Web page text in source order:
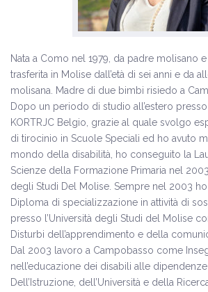
Nata a Como nel 1979, da padre molisano
trasferita in Molise dall’età di sei anni e da
molisana. Madre di due bimbi risiedo a
Dopo un periodo di studio all’estero presso
KORTRJC Belgio, grazie al quale svolgo
di tirocinio in Scuole Speciali ed ho avuto
mondo della disabilità, ho conseguito la
Scienze della Formazione Primaria nel
degli Studi Del Molise. Sempre nel 2003
Diploma di specializzazione in attività di
presso l’Università degli Studi del Molise
Disturbi dell’apprendimento e della
Dal 2003 lavoro a Campobasso come
nell’educazione dei disabili alle
Dell’Istruzione, dell’Università e della